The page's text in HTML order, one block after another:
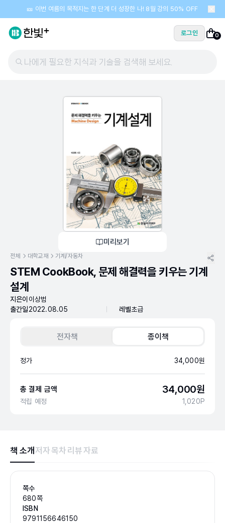
🎫 이번 여름의 목적지는 한 단계 더 성장한 나! 8월 강의 50% OFF
로그인 0
나에게 필요한 지식과 기술을 검색해 보세요.
미리보기
전체 대학교재 기계/자동차
STEM CookBook, 문제 해결력을 키우는 기계
설계
지은이 이상범
출간일2022.08.05 레벨초급
전자책 종이책
정가 34,000원
총 결제 금액 34,000원
적립 예정 1,020P
책 소개 저자목차 리뷰 자료
쪽수
680쪽
ISBN
9791156646150